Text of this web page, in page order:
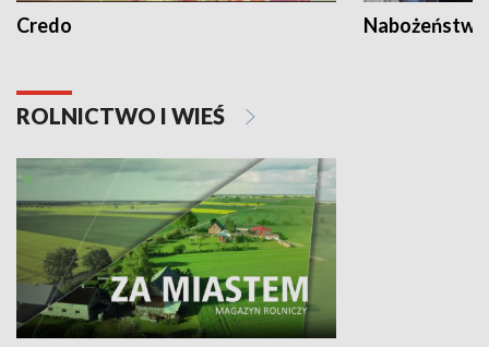
Credo
ROLNICTWO I WIEŚ